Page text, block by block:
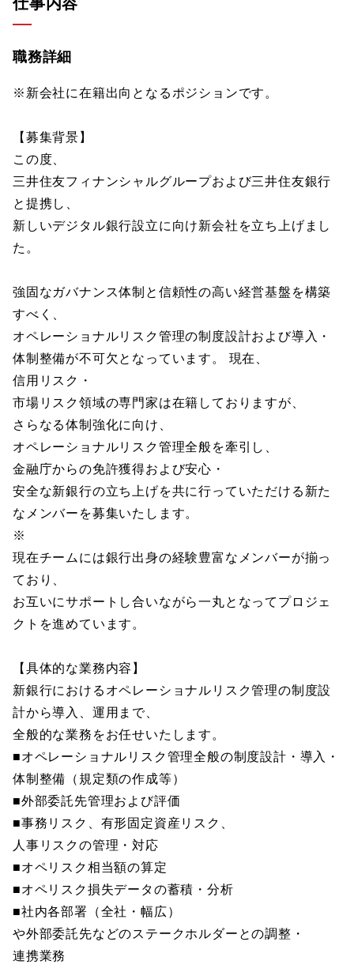
職務詳細
※新会社に在籍出向となるポジションです。
【募集背景】
この度、
三井住友フィナンシャルグループおよび三井住友銀行
と提携し、
新しいデジタル銀行設立に向け新会社を立ち上げまし
た。
強固なガバナンス体制と信頼性の高い経営基盤を構築
すべく、
オペレーショナルリスク管理の制度設計および導入・
体制整備が不可欠となっています。 現在、
信用リスク・
市場リスク領域の専門家は在籍しておりますが、
さらなる体制強化に向け、
オペレーショナルリスク管理全般を牽引し、
金融庁からの免許獲得および安心・
安全な新銀行の立ち上げを共に行っていただける新た
なメンバーを募集いたします。
※
現在チームには銀行出身の経験豊富なメンバーが揃っ
ており、
お互いにサポートし合いながら一丸となってプロジェ
クトを進めています。
【具体的な業務内容】
新銀行におけるオペレーショナルリスク管理の制度設
計から導入、運用まで、
全般的な業務をお任せいたします。
■オペレーショナルリスク管理全般の制度設計・導入・
体制整備（規定類の作成等）
■外部委託先管理および評価
■事務リスク、有形固定資産リスク、
人事リスクの管理・対応
■オペリスク相当額の算定
■オペリスク損失データの蓄積・分析
■社内各部署（全社・幅広）
や外部委託先などのステークホルダーとの調整・
連携業務